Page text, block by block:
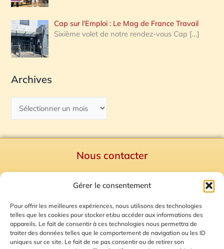
Gérer le consentement
Pour offrir les meilleures expériences, nous utilisons des technologies
telles que les cookies pour stocker et/ou accéder aux informations des
appareils. Le fait de consentir à ces technologies nous permettra de
traiter des données telles que le comportement de navigation ou les ID
uniques sur ce site. Le fait de ne pas consentir ou de retirer son
Cap sur l’Emploi : Le Mag de France Travail
Sixième volet de notre rendez-vous Cap […]
Archives
Nous contacter
Mentions Légales
Plan du site
Gestion des Cookies